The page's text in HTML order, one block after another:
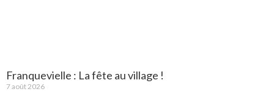
Franquevielle : La fête au village !
7 août 2026